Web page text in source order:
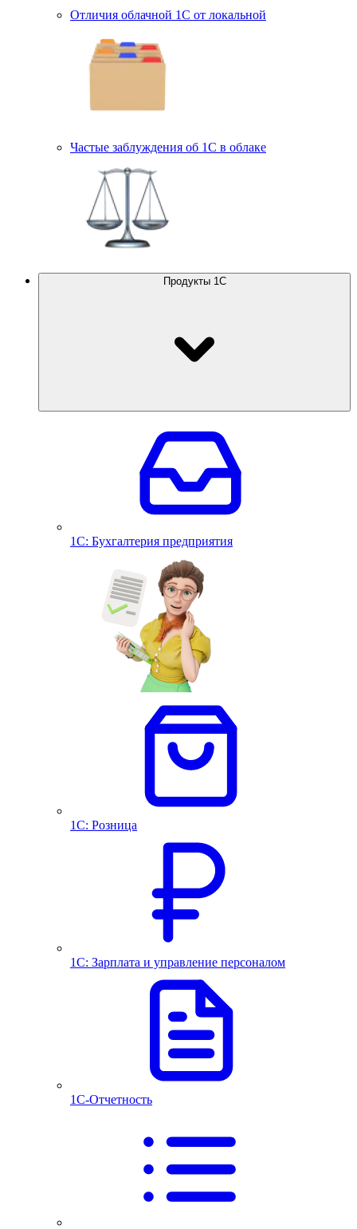
Отличия облачной 1С от локальной
Частые заблуждения об 1С в облаке
Продукты 1С
1С: Бухгалтерия предприятия
1С: Розница
1С: Зарплата и управление персоналом
1С-Отчетность